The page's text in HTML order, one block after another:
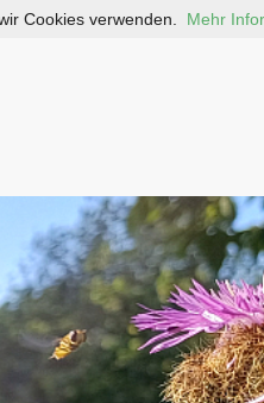
Cookies verwenden. Mehr